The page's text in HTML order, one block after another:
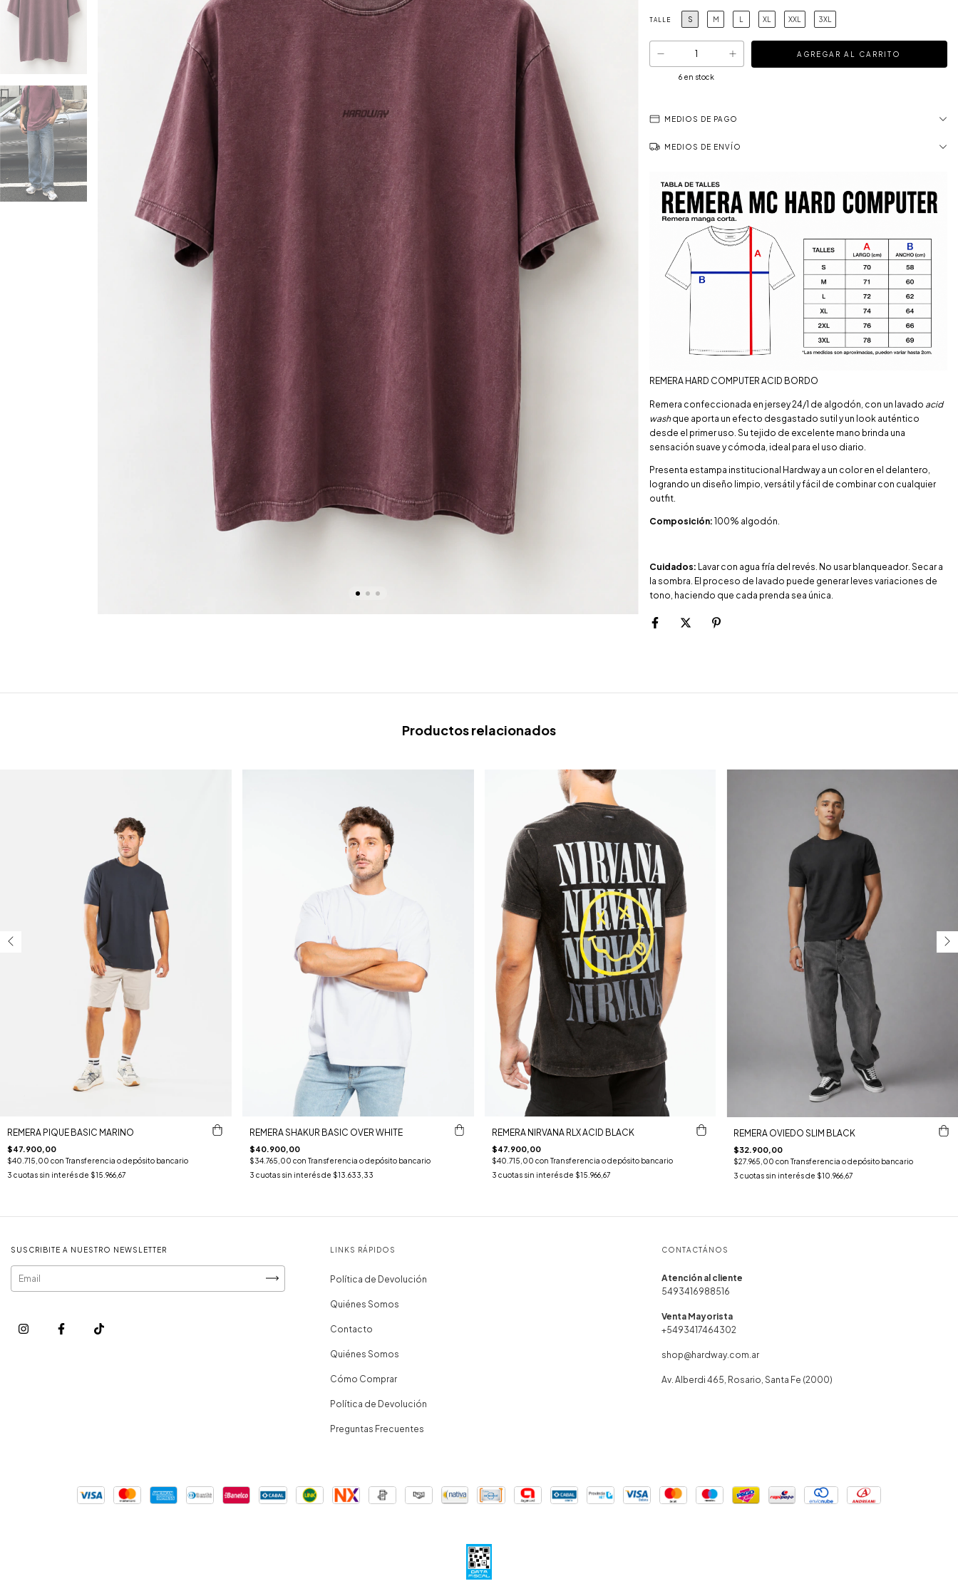
TALLE S M L XL XXL 3XL
6 en stock
MEDIOS DE PAGO
MEDIOS DE ENVÍO
REMERA HARD COMPUTER ACID BORDO
Remera confeccionada en jersey 24/1 de algodón, con un lavado acid
washque aporta un efecto desgastado sutil y un look auténtico
desde el primer uso. Su tejido de excelente mano brinda una
sensación suave y cómoda, ideal para el uso diario.
Presenta estampa institucional Hardway a un color en el delantero,
logrando un diseño limpio, versátil y fácil de combinar con cualquier
outfit.
Composición: 100% algodón.
Cuidados: Lavar con agua fría del revés. No usar blanqueador. Secar a
la sombra. El proceso de lavado puede generar leves variaciones de
tono, haciendo que cada prenda sea única.
Productos relacionados
REMERA PIQUE BASIC MARINO
$47.900,00
$40.715,00 con Transferencia o depósito bancario
3 cuotas sin interés de $15.966,67
REMERA SHAKUR BASIC OVER WHITE
$40.900,00
$34.765,00 con Transferencia o depósito bancario
3 cuotas sin interés de $13.633,33
REMERA NIRVANA RLX ACID BLACK
$47.900,00
$40.715,00 con Transferencia o depósito bancario
3 cuotas sin interés de $15.966,67
REMERA OVIEDO SLIM BLACK
$32.900,00
$27.965,00con Transferencia o depósito bancario
3 cuotas sin interés de $10.966,67
SUSCRIBITE A NUESTRO NEWSLETTER LINKS RÁPIDOS
Política de Devolución
Quiénes Somos
Contacto
Quiénes Somos
Cómo Comprar
Política de Devolución
Preguntas Frecuentes
CONTACTÁNOS
5493416988516
+5493417464302
shop@hardway.com.ar
Av. Alberdi 465, Rosario, Santa Fe (2000)